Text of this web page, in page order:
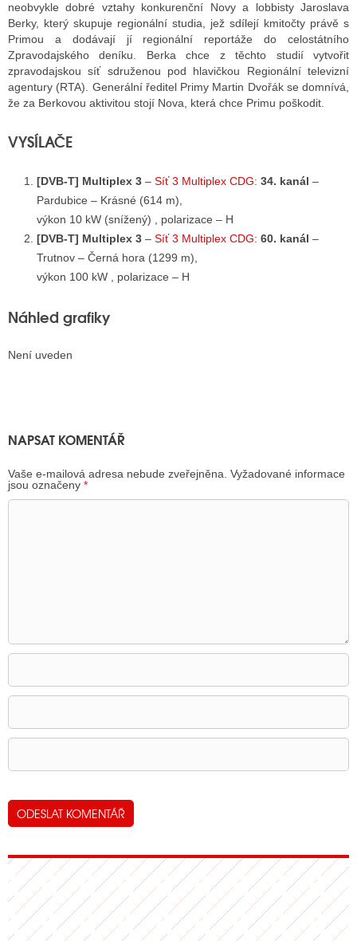
neobvykle dobré vztahy konkurenční Novy a lobbisty Jaroslava
Berky, který skupuje regionální studia, jež sdílejí kmitočty právě s
Primou a dodávají jí regionální reportáže do celostátního
Zpravodajského deníku. Berka chce z těchto studií vytvořit
zpravodajskou síť sdruženou pod hlavičkou Regionální televizní
agentury (RTA). Generální ředitel Primy Martin Dvořák se domnívá,
že za Berkovou aktivitou stojí Nova, která chce Primu poškodit.
VYSÍLAČE
[DVB-T] Multiplex 3 – Síť 3 Multiplex CDG: 34. kanál –
Pardubice – Krásné (614 m),
výkon 10 kW (snížený) , polarizace – H
[DVB-T] Multiplex 3 – Síť 3 Multiplex CDG: 60. kanál –
Trutnov – Černá hora (1299 m),
výkon 100 kW , polarizace – H
Náhled grafiky
Není uveden
NAPSAT KOMENTÁŘ
Vaše e-mailová adresa nebude zveřejněna. Vyžadované informace
jsou označeny *